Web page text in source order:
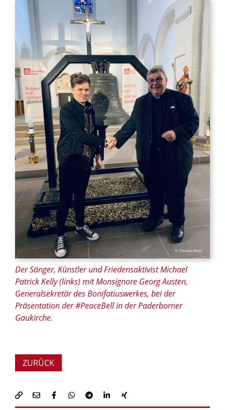
© Theresa Meier
Der Sänger, Künstler und Friedensaktivist Michael
Patrick Kelly (links) mit Monsignore Georg Austen,
Generalsekretär des Bonifatiuswerkes, bei der
Präsentation der #PeaceBell in der Paderborner
Gaukirche.
ZURÜCK